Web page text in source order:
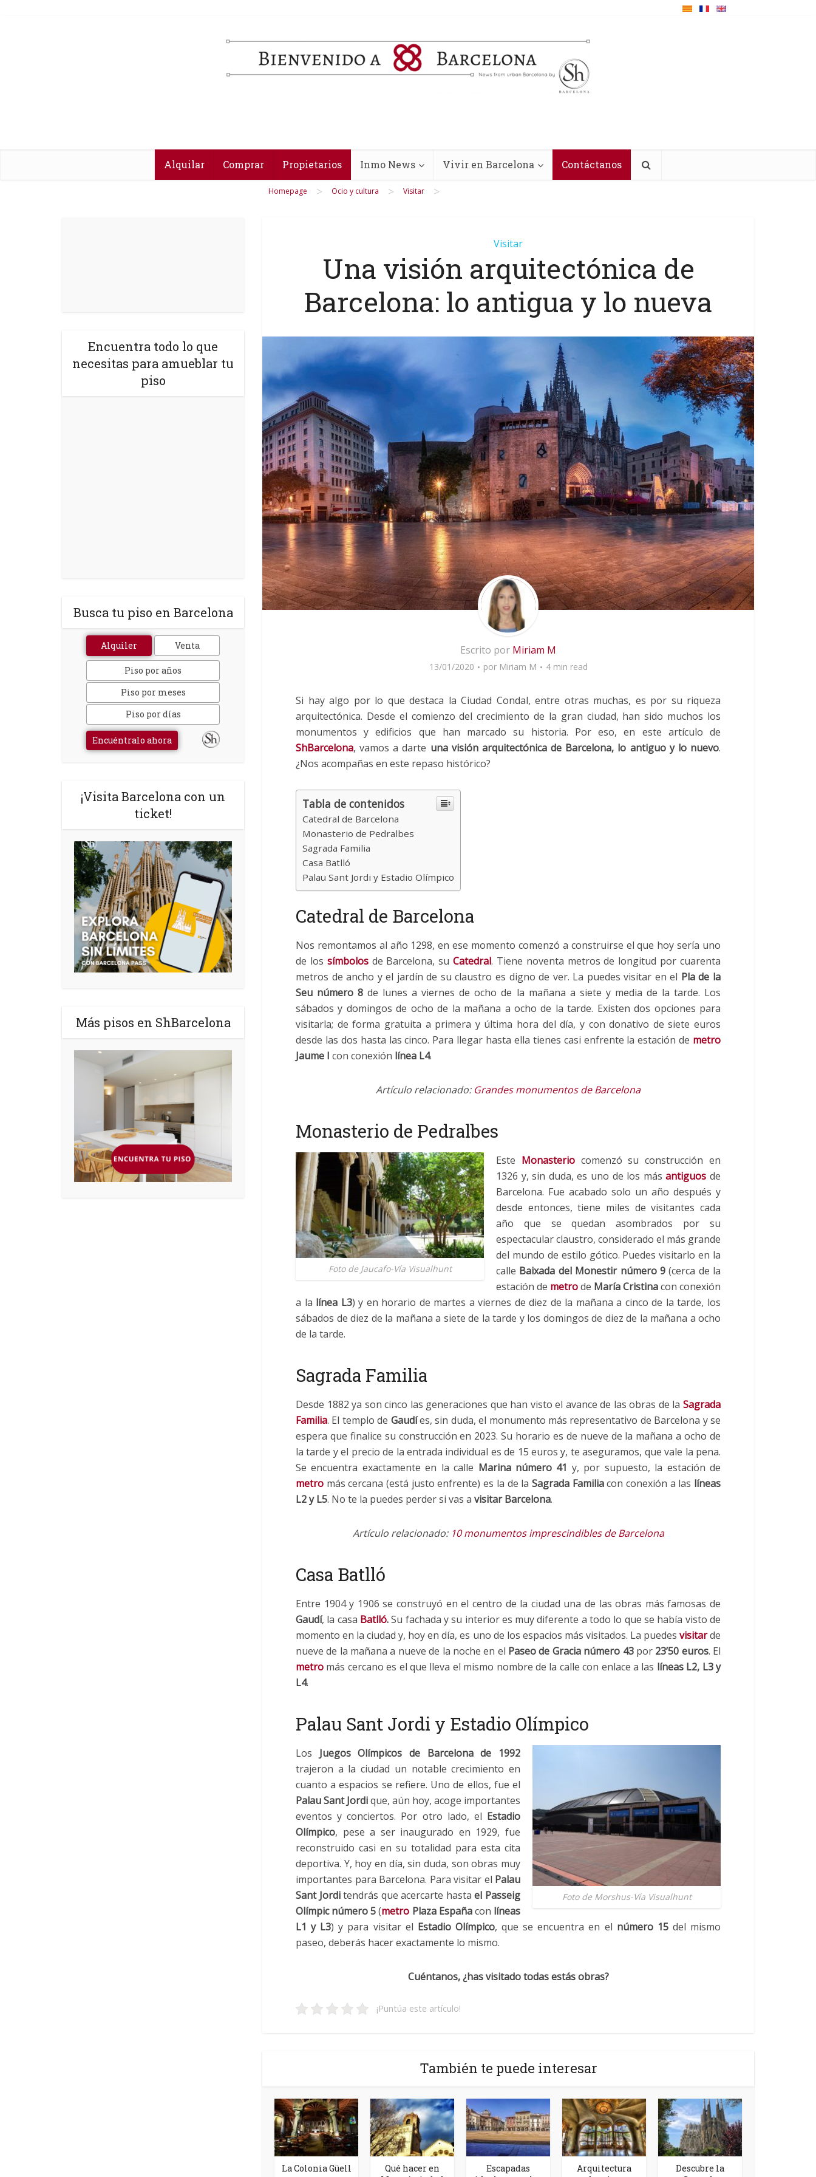
Alquilar Comprar Propietarios Inmo News Vivir en Barcelona Contáctanos
Homepage > Ocio y cultura > Visitar >
Encuentra todo lo que
necesitas para amueblar tu
piso
Busca tu piso en Barcelona
Alquiler Venta
Piso por años
Piso por meses
Piso por días
Encuéntralo ahora
¡Visita Barcelona con un
ticket!
Más pisos en ShBarcelona
Visitar
Una visión arquitectónica de
Barcelona: lo antigua y lo nueva
Escrito por Miriam M
13/01/2020 por Miriam M 4 min read
Si hay algo por lo que destaca la Ciudad Condal, entre otras muchas, es por su riqueza
arquitectónica. Desde el comienzo del crecimiento de la gran ciudad, han sido muchos los
monumentos y edificios que han marcado su historia. Por eso, en este artículo de
ShBarcelona, vamos a darte una visión arquitectónica de Barcelona, lo antiguo y lo nuevo.
¿Nos acompañas en este repaso histórico?
Tabla de contenidos
Catedral de Barcelona
Monasterio de Pedralbes
Sagrada Familia
Casa Batlló
Palau Sant Jordi y Estadio Olímpico
Catedral de Barcelona
Nos remontamos al año 1298, en ese momento comenzó a construirse el que hoy sería uno
de los símbolosde Barcelona, suCatedral. Tiene noventa metros de longitud por cuarenta
metros de ancho y el jardín de su claustro es digno de ver. La puedes visitar en el Pla de la
Seu número 8 de lunes a viernes de ocho de la mañana a siete y media de la tarde. Los
sábados y domingos de ocho de la mañana a ocho de la tarde. Existen dos opciones para
visitarla; de forma gratuita a primera y última hora del día, y con donativo de siete euros
desde las dos hasta las cinco. Para llegar hasta ella tienes casi enfrente la estación de metro
Jaume I con conexión línea L4.
Artículo relacionado: Grandes monumentos de Barcelona
Monasterio de Pedralbes
Foto de Jaucafo-Vía Visualhunt
Este Monasteriocomenzó su construcción en
1326 y, sin duda, es uno de los másantiguos de
Barcelona. Fue acabado solo un año después y
desde entonces, tiene miles de visitantes cada
año que se quedan asombrados por su
espectacular claustro, considerado el más grande
del mundo de estilo gótico. Puedes visitarlo en la
calle Baixada del Monestir número 9(cerca de la
estación de metrode María Cristinacon conexión
a la línea L3) y en horario de martes a viernes de diez de la mañana a cinco de la tarde, los
sábados de diez de la mañana a siete de la tarde y los domingos de diez de la mañana a ocho
de la tarde.
Sagrada Familia
Desde 1882 ya son cinco las generaciones que han visto el avance de las obras de la Sagrada
Familia. El templo de Gaudíes, sin duda, el monumento más representativo de Barcelona y se
espera que finalice su construcción en 2023. Su horario es de nueve de la mañana a ocho de
la tarde y el precio de la entrada individual es de 15 euros y, te aseguramos, que vale la pena.
Se encuentra exactamente en la calle Marina número 41 y, por supuesto, la estación de
metro más cercana (está justo enfrente) es la de la Sagrada Familiacon conexión a las líneas
L2 y L5. No te la puedes perder si vas a visitar Barcelona.
Artículo relacionado: 10 monumentos imprescindibles de Barcelona
Casa Batlló
Entre 1904 y 1906 se construyó en el centro de la ciudad una de las obras más famosas de
Gaudí, la casa Batlló.Su fachada y su interior es muy diferente a todo lo que se había visto de
momento en la ciudad y, hoy en día, es uno de los espacios más visitados. La puedes visitarde
nueve de la mañana a nueve de la noche en el Paseo de Gracia número 43por 23’50 euros. El
metro más cercano es el que lleva el mismo nombre de la calle con enlace a las líneas L2, L3 y
L4.
Palau Sant Jordi y Estadio Olímpico
Foto de Morshus-Vía Visualhunt
Los Juegos Olímpicos de Barcelona de 1992
trajeron a la ciudad un notable crecimiento en
cuanto a espacios se refiere. Uno de ellos, fue el
Palau Sant Jordique, aún hoy, acoge importantes
eventos y conciertos. Por otro lado, el Estadio
Olímpico, pese a ser inaugurado en 1929, fue
reconstruido casi en su totalidad para esta cita
deportiva. Y, hoy en día, sin duda, son obras muy
importantes para Barcelona. Para visitar el Palau
Sant Jorditendrás que acercarte hastael Passeig
Olímpic número 5(metro Plaza Españacon líneas
L1 y L3) y para visitar el Estadio Olímpico, que se encuentra en el número 15del mismo
paseo, deberás hacer exactamente lo mismo.
Cuéntanos, ¿has visitado todas estás obras?
¡Puntúa este artículo!
También te puede interesar
La Colonia Güell
Qué hacer en
Escapadas
Arquitectura
Descubre la